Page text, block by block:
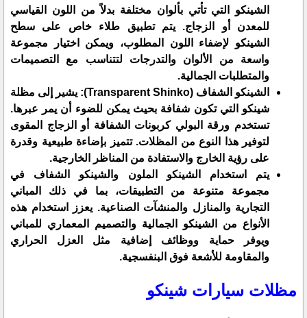
الشينكو التي تأتي بألوان مختلفة بدلاً من اللون القياسي
للمعدن أو الزجاج. يتم تطبيق طلاء خاص على سطح
الشينكو لإضفاء اللون المطلوب، ويمكن اختيار مجموعة
واسعة من الألوان والتدرجات لتتناسب مع التصميمات
والمتطلبات الجمالية.
الشينكو الشفاف (Transparent Shinko): يشير إلى
مظلة
شينكو التي تكون شفافة بحيث يمكن للضوء أن يمر عبرها.
تستخدم ورقة البولي كربونات الشفافة أو الزجاج المقوى
لتوفير هذا النوع من المظلات. تتميز بإضاءة طبيعية وقدرة
على رؤية الخارج والاستفادة من المناظر الخارجية.
يتم استخدام الشينكو الملون والشينكو الشفاف في
مجموعة متنوعة من التطبيقات، بما في ذلك المباني
التجارية والمنازل والمنشآت الصناعية. يعزز استخدام هذه
الأنواع من الشينكو الجمالية والتصميم المعماري للمباني
ويوفر حماية ووظائف إضافية مثل العزل الحراري
والمقاومة للأشعة فوق البنفسجية.
مظلات سيارات شينكو